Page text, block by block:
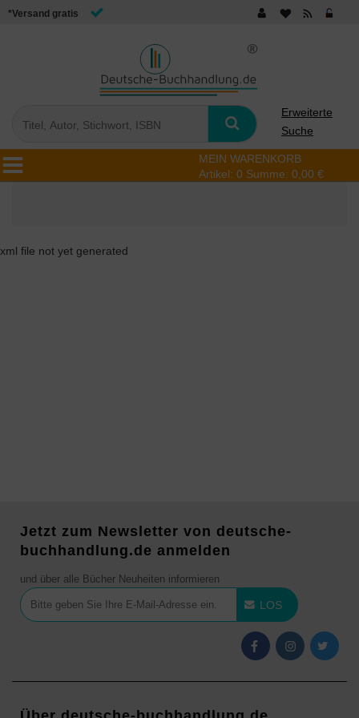
*Versand gratis
Erweiterte
Suche
MEIN WARENKORB
Artikel: 0 Summe: 0,00 €
xml file not yet generated
Jetzt zum Newsletter von deutsche-
buchhandlung.de anmelden
und über alle Bücher Neuheiten informieren
LOS